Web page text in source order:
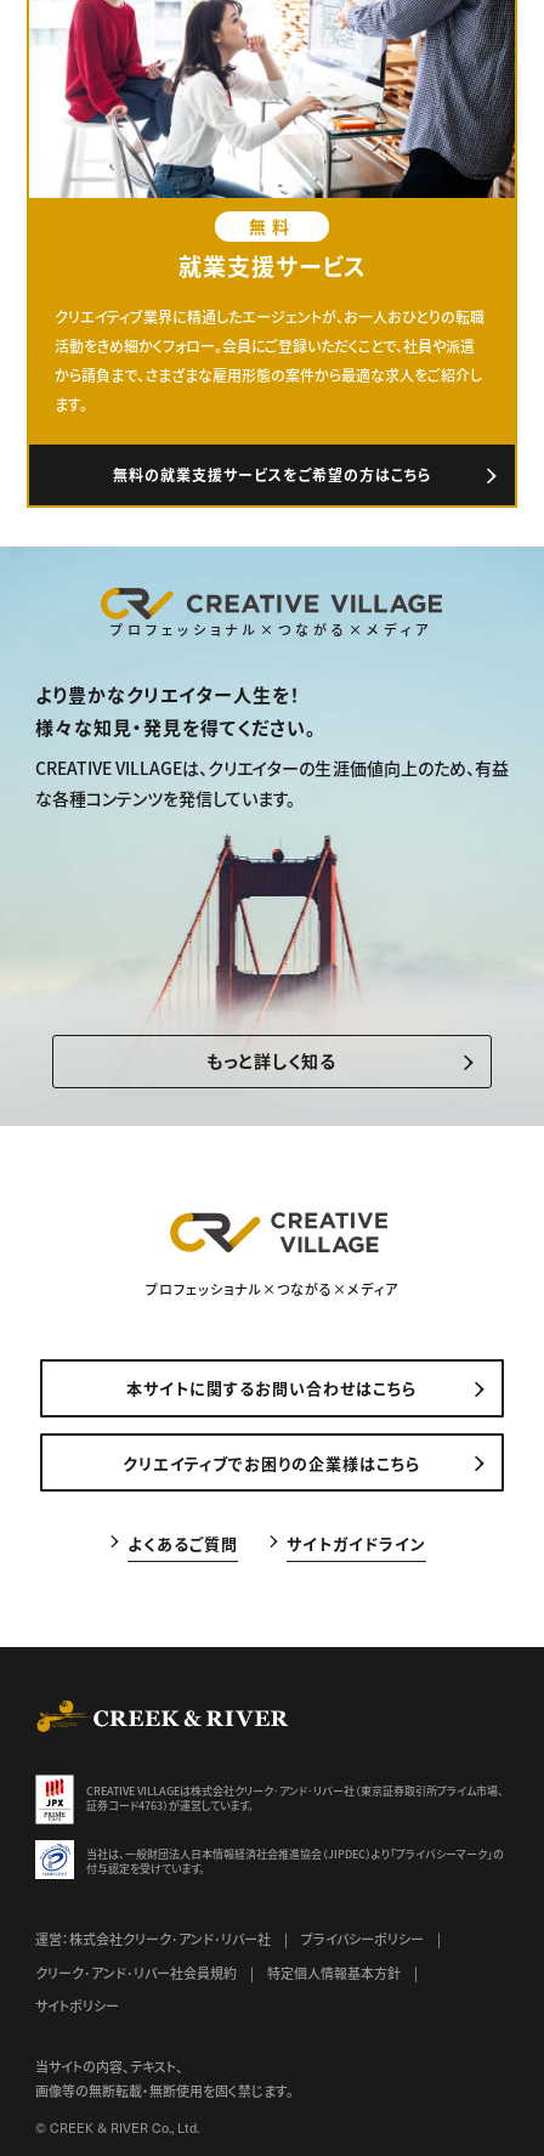
無料
就業支援サービス
クリエイティブ業界に精通したエージェントが、お一人おひとりの転職
活動をきめ細かくフォロー。会員にご登録いただくことで、社員や派遣
から請負まで、さまざまな雇用形態の案件から最適な求人をご紹介し
ます。
無料の就業支援サービスをご希望の方はこちら
プロフェッショナル×つながる×メディア
より豊かなクリエイター人生を！
様々な知見・発見を得てください。
CREATIVE VILLAGEは、 クリエイターの生涯価値向上のため、有益
な各種コンテンツを発信しています。
もっと詳しく知る
プロフェッショナル×つながる×メディア
本サイトに関するお問い合わせはこちら
クリエイティブでお困りの企業様はこちら
よくあるご質問 サイトガイドライン
CREATIVE VILLAGEは株式会社クリーク･アンド･リバー社（東京証券取引所プライム市場、
証券コード4763）が運営しています。
当社は、一般財団法人日本情報経済社会推進協会（JIPDEC）より 「プライバシーマーク」の
付与認定を受けています。
運営：株式会社クリーク･アンド･リバー社
プライバシーポリシー
クリーク･アンド･リバー社会員規約
特定個人情報基本方針
サイトポリシー
当サイトの内容、テキスト、
画像等の無断転載・無断使用を固く禁じます。
© CREEK & RIVER Co., Ltd.